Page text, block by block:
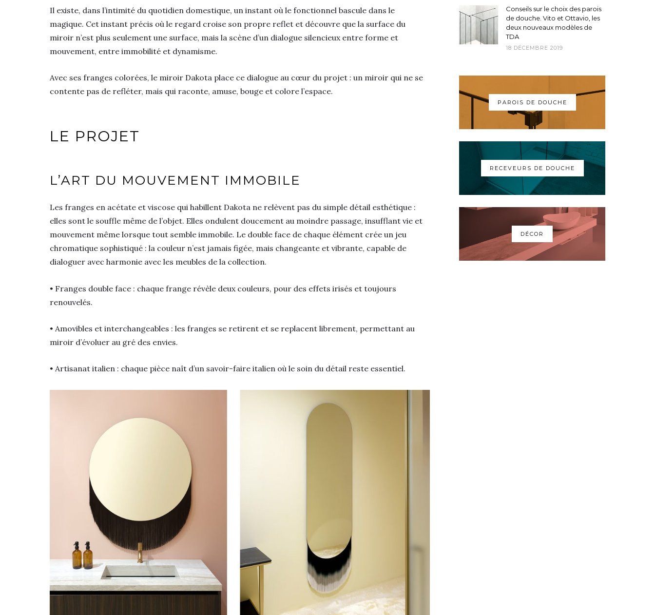
Il existe, dans l’intimité du quotidien domestique, un instant où le fonctionnel bascule dans le
magique. Cet instant précis où le regard croise son propre reflet et découvre que la surface du
miroir n’est plus seulement une surface, mais la scène d’un dialogue silencieux entre forme et
mouvement, entre immobilité et dynamisme.
Avec ses franges colorées, le miroir Dakota place ce dialogue au cœur du projet : un miroir qui ne se
contente pas de refléter, mais qui raconte, amuse, bouge et colore l’espace.
LE PROJET
L’ART DU MOUVEMENT IMMOBILE
Les franges en acétate et viscose qui habillent Dakota ne relèvent pas du simple détail esthétique :
elles sont le souffle même de l’objet. Elles ondulent doucement au moindre passage, insufflant vie et
mouvement même lorsque tout semble immobile. Le double face de chaque élément crée un jeu
chromatique sophistiqué : la couleur n’est jamais figée, mais changeante et vibrante, capable de
dialoguer avec harmonie avec les meubles de la collection.
• Franges double face : chaque frange révèle deux couleurs, pour des effets irisés et toujours
renouvelés.
• Amovibles et interchangeables : les franges se retirent et se replacent librement, permettant au
miroir d’évoluer au gré des envies.
• Artisanat italien : chaque pièce naît d’un savoir-faire italien où le soin du détail reste essentiel.
Conseils sur le choix des parois
de douche. Vito et Ottavio, les
deux nouveaux modèles de
TDA
18 DÉCEMBRE 2019
PAROIS DE DOUCHE
RECEVEURS DE DOUCHE
DÉCOR